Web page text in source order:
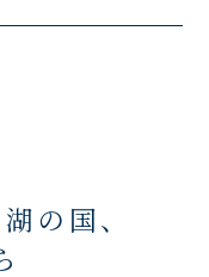
の国、